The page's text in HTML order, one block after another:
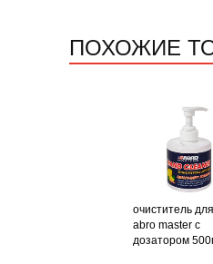
ПОХОЖИЕ
очиститель
abro master с
дозатором